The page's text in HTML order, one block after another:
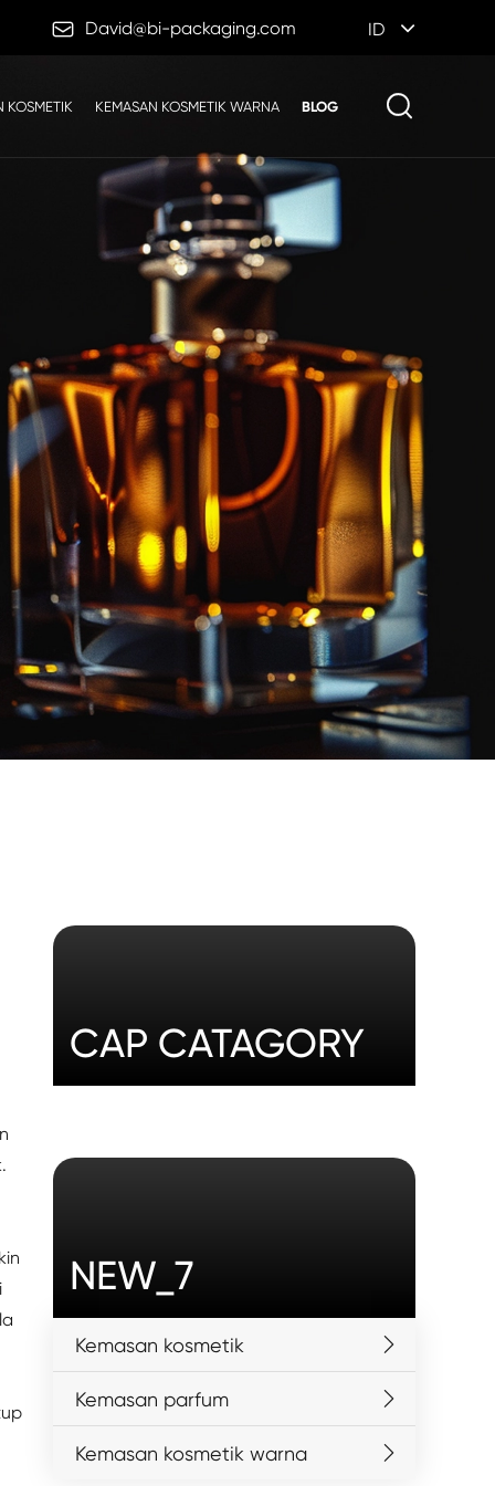
 David@bi-packaging.com ID
KOSMETIK KEMASAN KOSMETIK WARNA BLOG
CAP CATAGORY
NEW_7
Kemasan kosmetik
Kemasan parfum
Kemasan kosmetik warna